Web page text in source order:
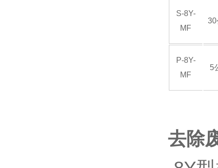
S-8Y-
MF
30
P-8Y-
MF
5
去除